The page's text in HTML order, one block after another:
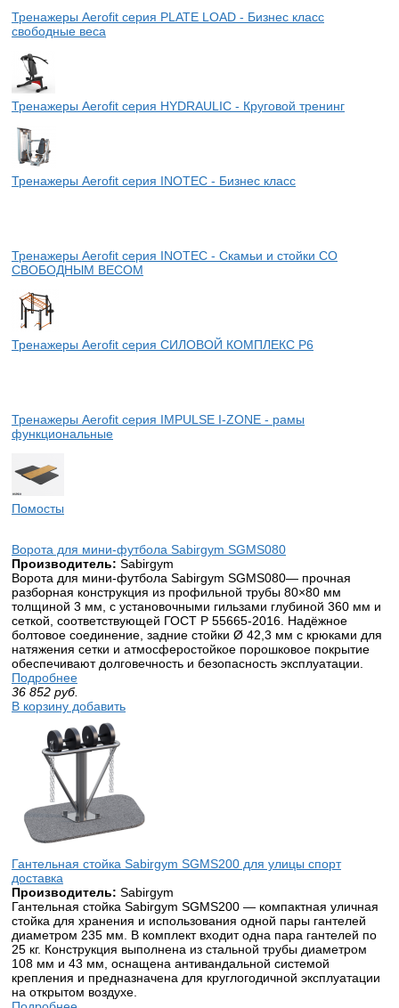
Тренажеры Aerofit серия PLATE LOAD - Бизнес класс
свободные веса
Тренажеры Aerofit серия HYDRAULIC - Круговой тренинг
Тренажеры Aerofit серия INOTEC - Бизнес класс
Тренажеры Aerofit серия INOTEC - Скамьи и стойки СО
СВОБОДНЫМ ВЕСОМ
Тренажеры Aerofit серия СИЛОВОЙ КОМПЛЕКС P6
Тренажеры Aerofit серия IMPULSE I-ZONE - рамы
функциональные
Помосты
Ворота для мини-футбола Sabirgym SGMS080
Производитель: Sabirgym
Ворота для мини-футбола Sabirgym SGMS080— прочная
разборная конструкция из профильной трубы 80×80 мм
толщиной 3 мм, с установочными гильзами глубиной 360 мм и
сеткой, соответствующей ГОСТ Р 55665-2016. Надёжное
болтовое соединение, задние стойки Ø 42,3 мм с крюками для
натяжения сетки и атмосферостойкое порошковое покрытие
обеспечивают долговечность и безопасность эксплуатации.
Подробнее
36 852 руб.
В корзину добавить
Гантельная стойка Sabirgym SGMS200 для улицы спорт
доставка
Производитель: Sabirgym
Гантельная стойка Sabirgym SGMS200 — компактная уличная
стойка для хранения и использования одной пары гантелей
диаметром 235 мм. В комплект входит одна пара гантелей по
25 кг. Конструкция выполнена из стальной трубы диаметром
108 мм и 43 мм, оснащена антивандальной системой
крепления и предназначена для круглогодичной эксплуатации
на открытом воздухе.